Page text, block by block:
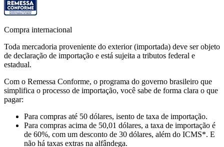
Compra internacional
Toda mercadoria proveniente do exterior (importada) deve ser objeto
de declaração de importação e está sujeita a tributos federal e
estadual.
Com o Remessa Conforme, o programa do governo brasileiro que
simplifica o processo de importação, você sabe de forma clara o que
pagar:
Para compras até 50 dólares, isento de taxa de importação.
Para compras acima de 50,01 dólares, a taxa de importação é
de 60%, com um desconto de 30 dólares, além do ICMS*. E
não há taxas extras na alfândega.